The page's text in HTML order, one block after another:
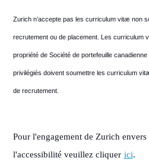
Zurich n’accepte pas les curriculum vitæ non
recrutement ou de placement. Les curriculum
propriété de Société de portefeuille
privilégiés doivent soumettre les curriculum
de recrutement.
Pour l'engagement de Zurich
l'accessibilité veuillez cliquer ici.